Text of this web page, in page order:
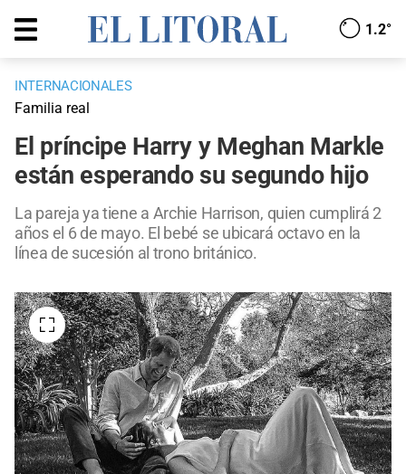
1.2°
INTERNACIONALES
Familia real
El príncipe Harry y Meghan Markle
están esperando su segundo hijo
La pareja ya tiene a Archie Harrison, quien cumplirá 2
años el 6 de mayo. El bebé se ubicará octavo en la
línea de sucesión al trono británico.